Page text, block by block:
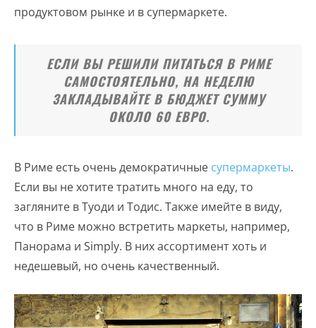
продуктовом рынке и в супермаркете.
ЕСЛИ ВЫ РЕШИЛИ ПИТАТЬСЯ В РИМЕ
САМОСТОЯТЕЛЬНО, НА НЕДЕЛЮ
ЗАКЛАДЫВАЙТЕ В БЮДЖЕТ СУММУ
ОКОЛО 60 ЕВРО.
В Риме есть очень демократичные супермаркеты.
Если вы не хотите тратить много на еду, то
загляните в Туоди и Тодис. Также имейте в виду,
что в Риме можно встретить маркеты, например,
Панорама и Simply. В них ассортимент хоть и
недешевый, но очень качественный.